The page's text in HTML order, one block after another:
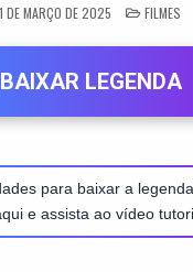
MARÇO DE 2025 POSTED
IN
FILMES
BAIXAR LEGENDA
para baixar a
e assista ao vídeo